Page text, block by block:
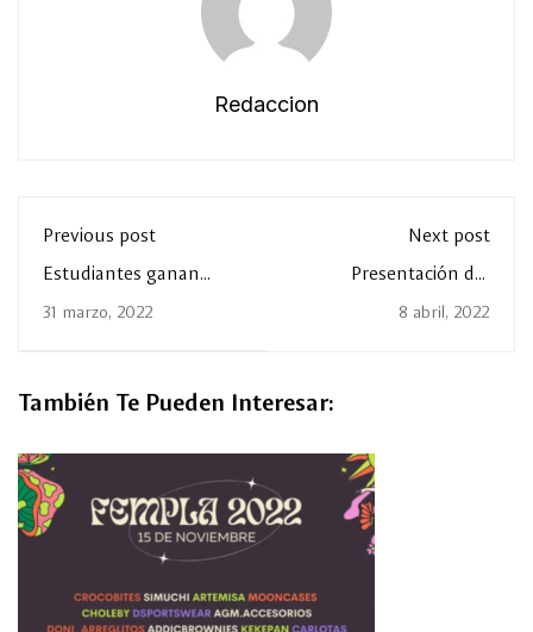
Redaccion
Previous post
Estudiantes ganan
contaduría.
31 marzo, 2022
Next post
Presentación del
Periodísticas sobre el
8 abril, 2022
También Te Pueden Interesar: